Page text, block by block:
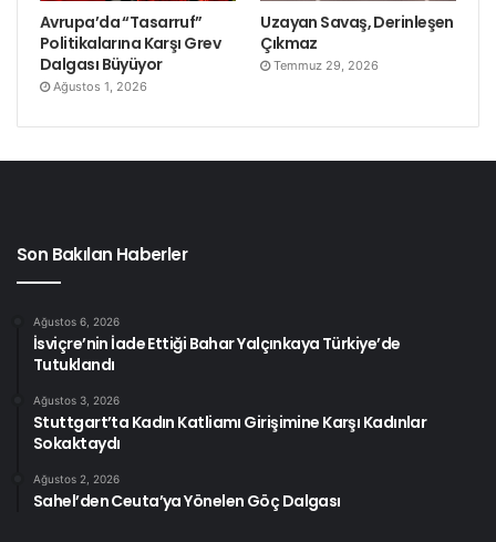
Avrupa’da “Tasarruf”
Politikalarına Karşı Grev
Dalgası Büyüyor
Ağustos 1, 2026
Uzayan Savaş, Derinleşen
Çıkmaz
Temmuz 29, 2026
Son Bakılan Haberler
Ağustos 6, 2026
İsviçre’nin İade Ettiği Bahar Yalçınkaya Türkiye’de
Tutuklandı
Ağustos 3, 2026
Stuttgart’ta Kadın Katliamı Girişimine Karşı Kadınlar
Sokaktaydı
Ağustos 2, 2026
Sahel’den Ceuta’ya Yönelen Göç Dalgası